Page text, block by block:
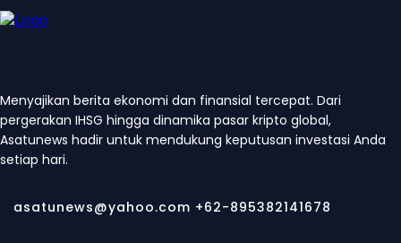
Menyajikan berita ekonomi dan finansial tercepat. Dari
pergerakan IHSG hingga dinamika pasar kripto global,
Asatunews hadir untuk mendukung keputusan investasi Anda
setiap hari.
asatunews@yahoo.com +62-895382141678